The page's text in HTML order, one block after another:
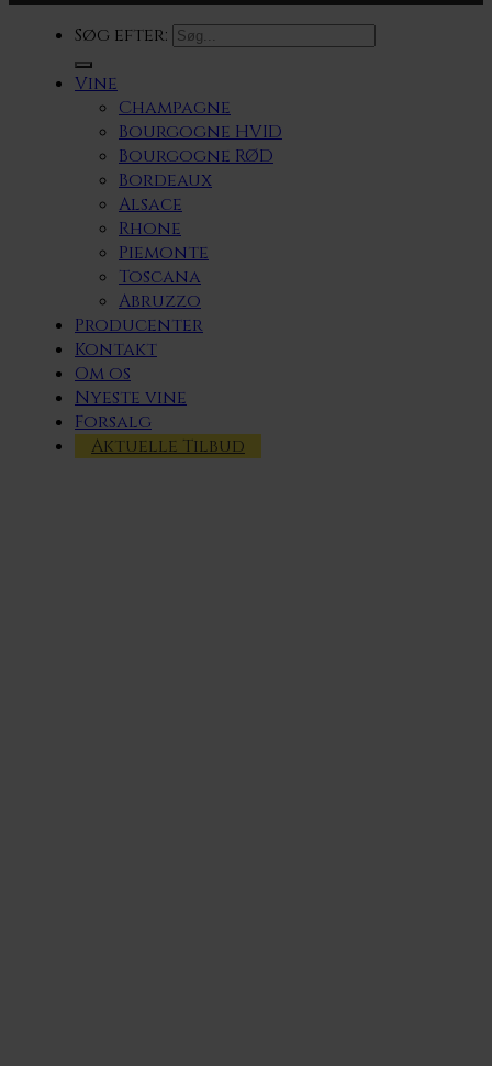
Søg efter:
Vine
Champagne
Bourgogne HVID
Bourgogne RØD
Bordeaux
Alsace
Rhone
Piemonte
Toscana
Abruzzo
Producenter
Kontakt
Om os
Nyeste vine
Forsalg
Aktuelle Tilbud